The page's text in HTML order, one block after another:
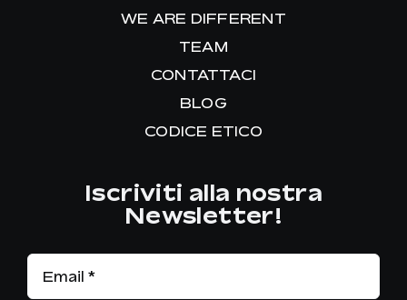
WE ARE DIFFERENT
TEAM
CONTATTACI
BLOG
CODICE ETICO
Iscriviti alla nostra
Newsletter!